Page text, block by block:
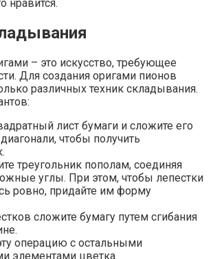
нравится.
– это искусство, требующее
Для создания оригами пионов
различных техник складывания.
лист бумаги и сложите его
чтобы получить
треугольник пополам, соединяя
углы. При этом, чтобы лепестки
ровно, придайте им форму
сложите бумагу путем сгибания
операцию с остальными
элементами цветка.